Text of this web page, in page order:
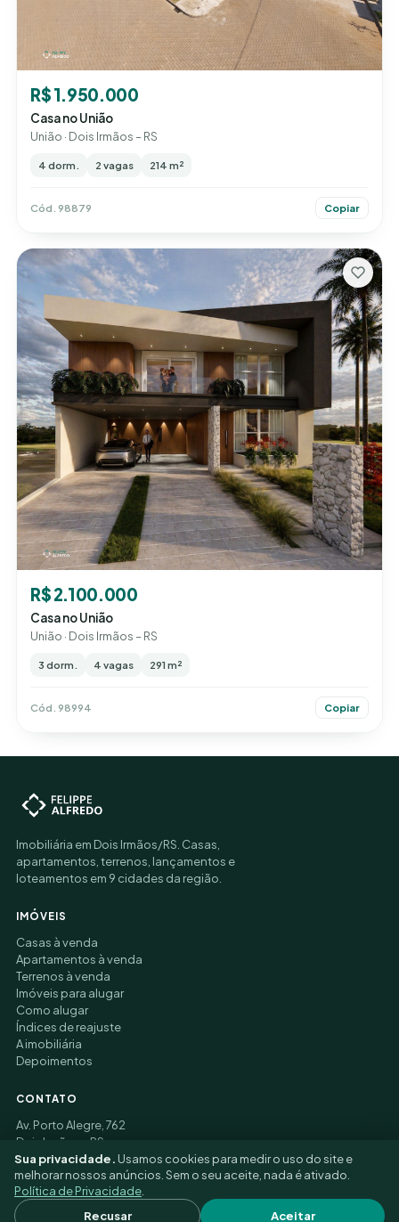
R$ 1.950.000
Casa no União
União · Dois Irmãos – RS
4 dorm. 2 vagas 214 m²
Cód. 98879 Copiar
R$ 2.100.000
Casa no União
União · Dois Irmãos – RS
3 dorm. 4 vagas 291 m²
Cód. 98994 Copiar
Imobiliária em Dois Irmãos/RS. Casas,
apartamentos, terrenos, lançamentos e
loteamentos em 9 cidades da região.
IMÓVEIS
Casas à venda
Apartamentos à venda
Terrenos à venda
Imóveis para alugar
Como alugar
Índices de reajuste
A imobiliária
Depoimentos
CONTATO
Av. Porto Alegre, 762
Dois Irmãos – RS
(51) 3177-9006
© 2026 Felippe Alfredo Imobiliária ·
Sua privacidade. Usamos cookies para medir o uso do site e
melhorar nossos anúncios. Sem o seu aceite, nada é ativado.
Política de Privacidade
Recusar
Aceitar